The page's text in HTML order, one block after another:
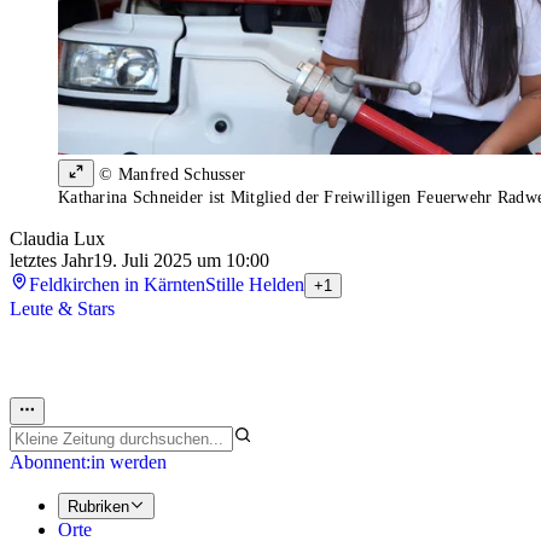
© Manfred Schusser
Katharina Schneider ist Mitglied der Freiwilligen Feuerwehr
Claudia Lux
letztes Jahr19. Juli 2025 um 10:00
Feldkirchen in KärntenStille Helden +1
Leute & Stars
Abonnent:in werden
Rubriken
Orte